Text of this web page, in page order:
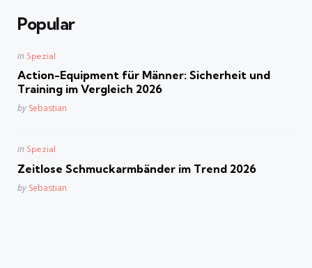
Popular
Posted
in Spezial
Action-Equipment für Männer: Sicherheit und
Training im Vergleich 2026
Posted
by Sebastian
Posted
in Spezial
Zeitlose Schmuckarmbänder im Trend 2026
Posted
by Sebastian